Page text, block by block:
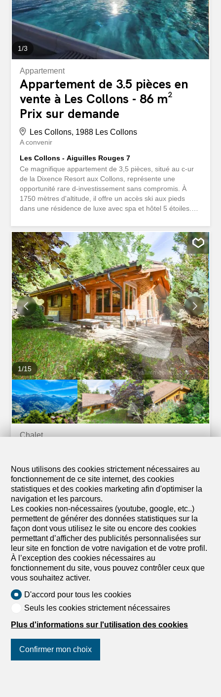
1/3
Appartement
Appartement de 3.5 pièces en
vente à Les Collons - 86 m²
Prix sur demande
Les Collons, 1988 Les Collons
A convenir
Les Collons - Aiguilles Rouges 7
Ce magnifique appartement de 3,5 pièces, situé au c-ur
de la Dixence Resort aux Collons, représente une
opportunité rare d-investissement sans compromis. À
1750 mètres d'altitude, il offre un accès ski aux pieds
dans une résidence de luxe avec spa et hôtel 5 étoiles.
développement résidentiel exclusif, bénéficie d-une
situation privilégiée dans le calme des 4 Vallées. Parmi
les dernières propriétés disponibles sans obligation de
location après la ratification de la loi Lex Weber en 2016,
cet appartement se distingue par sa qualité de vie
exceptionnelle. Avec ses 86 m² d-espace et un balcon de
20 m² offrant une vue imprenable sur le Val d-Hérens, le
Cervin et les montagnes, ce bien propose : - Un hall
d'entrée accueillant - Un grand salon/salle à manger avec
une cuisine ouverte - 2 chambres doubles avec accès
direct au balcon - 2 salles de bains modernes - Une cave
et un casier à skis - 2 places de...
1/15
Chalet
Les Collons - - 80 m²
CHF 750'000.-CHF 9'375.-/m²
- Les Collons -, 1988 Les Collons
A convenir
Charmant chalet à proximité du départ des pistes de
ski
A vendre aux Collons/les Masses à proximité du départ
du télésiège joli chalet de 4 pièces offrant à ses
propriétaires une belle vue sur la Dent-Blanche. Ce chalet
à la situation bucolique demande quelques travaux de
rafraichissement (cuisine etc). Description: Hall d'entrée
Petite véranda vitrée Chambre à coucher double Joli
ouverte en partie équipée Mezzanine (possibilité chambre
à coucher) Petite pièce avec mezzanine (possibilité petite
Terrasse Joli jardin Deux places de parc Particularités:
Situation bucolique Demande des travaux de
Grégoire Zimmermann
Nous utilisons des cookies strictement nécessaires au
fonctionnement de ce site internet, des cookies
statistiques et des cookies marketing afin d'optimiser la
navigation et les parcours.
Les cookies non-nécessaires (youtube, google, etc..)
permettent de générer des données statistiques sur la
façon dont vous utilisez le site ou encore des cookies
permettant d’afficher des publicités personnalisées sur
leur site en fonction de votre navigation et de votre profil.
À l’exception des cookies nécessaires au
fonctionnement du site, vous pouvez contrôler ceux que
vous souhaitez activer.
D'accord pour tous les cookies
Seuls les cookies strictement nécessaires
Plus d'informations sur l'utilisation des cookies
Confirmer mon choix